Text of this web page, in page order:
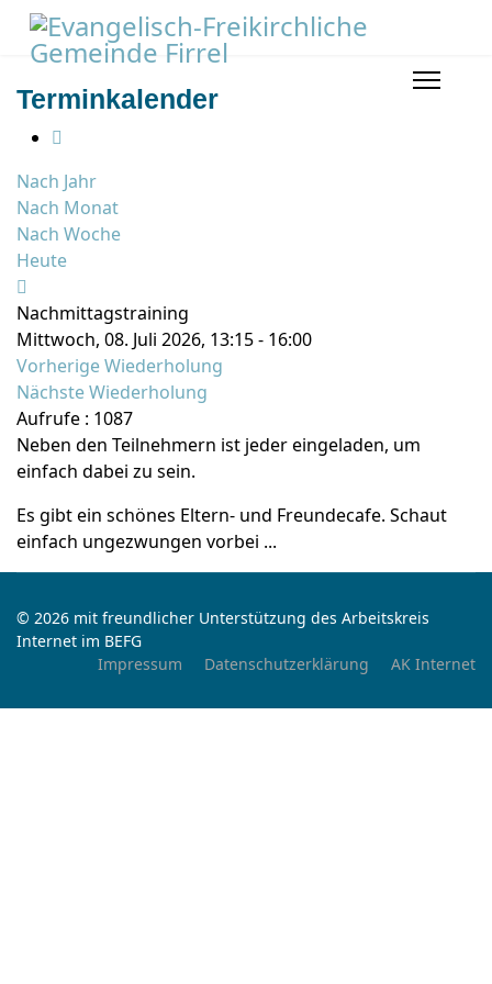
Terminkalender
Nach Jahr
Nach Monat
Nach Woche
Heute
Nachmittagstraining
Mittwoch, 08. Juli 2026, 13:15 - 16:00
Vorherige Wiederholung
Nächste Wiederholung
Aufrufe : 1087
Neben den Teilnehmern ist jeder eingeladen, um
einfach dabei zu sein.
Es gibt ein schönes Eltern- und Freundecafe. Schaut
einfach ungezwungen vorbei ...
© 2026 mit freundlicher Unterstützung des Arbeitskreis
Internet im BEFG
Impressum
Datenschutzerklärung AK Internet